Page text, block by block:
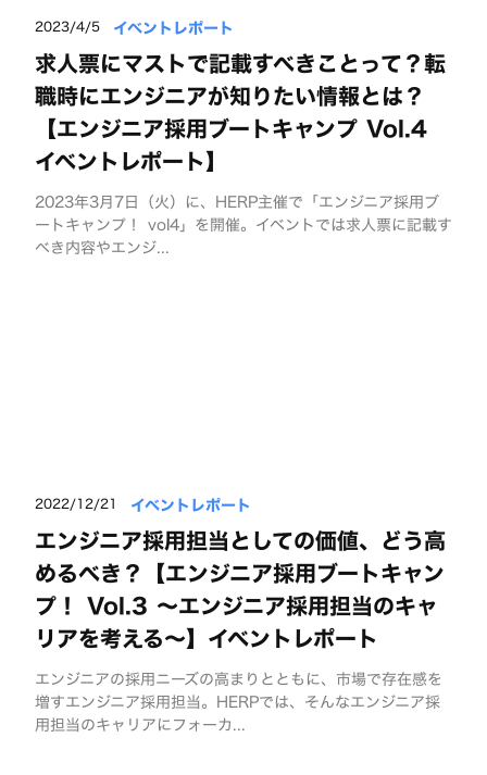
2023/4/5 イベントレポート
求人票にマストで記載すべきことって？転
職時にエンジニアが知りたい情報とは？
【エンジニア採用ブートキャンプ Vol.4
イベントレポート】
2023年3月7日（火）に、HERP主催で「エンジニア採用ブ
ートキャンプ！ vol4」を開催。イベントでは求人票に記載す
べき内容やエンジ...
2022/12/21 イベントレポート
エンジニア採用担当としての価値、どう高
めるべき？【エンジニア採用ブートキャン
プ！ Vol.3 ～エンジニア採用担当のキャ
リアを考える～】イベントレポート
エンジニアの採用ニーズの高まりとともに、市場で存在感を
増すエンジニア採用担当。HERPでは、そんなエンジニア採
用担当のキャリアにフォーカ...